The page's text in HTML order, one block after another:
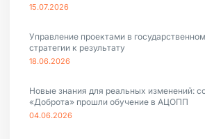
15.07.2026
Управление проектами в
стратегии к результату
18.06.2026
Новые знания для реальных изменений:
«Доброта» прошли обучение в АЦОПП
04.06.2026